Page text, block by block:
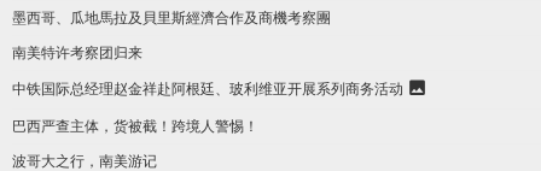
墨西哥、瓜地馬拉及貝里斯經濟合作及商機考察團
南美特许考察团归来
中铁国际总经理赵金祥赴阿根廷、玻利维亚开展系列商务活动
巴西严查主体，货被截！跨境人警惕！
波哥大之行，南美游记